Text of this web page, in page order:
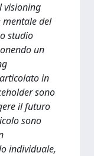
visioning
mentale del
studio
un
in
sono
il futuro
sono
individuale,